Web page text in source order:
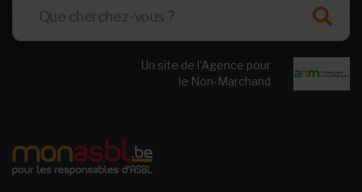
Un site de l’Agence pour
le Non-Marchand